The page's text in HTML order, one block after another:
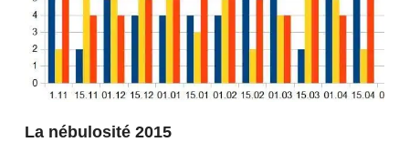
La nébulosité 2015